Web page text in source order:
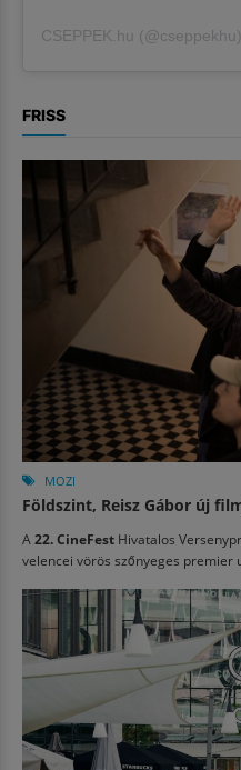
CSEPPEK.hu (@cseppekhu
FRISS
MOZI
Földszint, Reisz Gábor új
A 22. CineFest Hivatalos
velencei vörös szőnyeges premier